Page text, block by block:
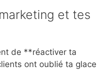
et tes
de **réactiver ta
ont oublié ta glace